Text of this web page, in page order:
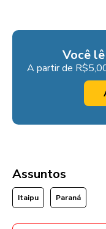
Você
A partir de
Assuntos
Itaipu Paraná